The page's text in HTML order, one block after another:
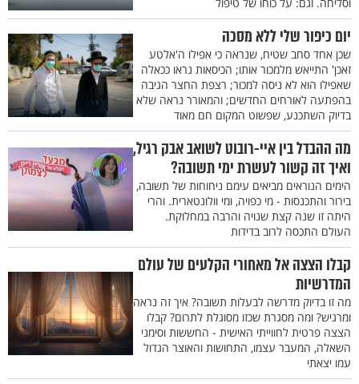
יום כיפור שלי ללא מסכה
שכן אחד סחב שטיח, שנראה כי אפילו ה'אלטע
זאכן' התייאש מלמכור אותו; הכיסאות נראו ככאלה
שאפילו הוא לא ניסה למכור; רצפת החצר הגיבה
בהפתעה לאורחים החדשים; והמאורר נראה שלא
בדיוק השתכנע, שפשוט המקום חם מאוד
מה ההבדל בין איי-רובוט לשואב אבק רגיל,
ואיך זה קשור לעשרת ימי תשובה?
הימים הנוראים מביאים עימם ניחוחות של תשובה,
בירור והתכנסות - מי כפויה, ומי וולונטארית. והרי
היתה זו שנה קצת שנויה והרבה במחלוקת.
העולם התכסה לרוב בדידות
קבלו הצצה אל מאחורי הקלעים של עולם
המדרשיות
מה זו בדיוק מדרשה לבעלות תשובה? איך זה נראה
ומרגיש? ומה מסגרת שכזו מסוגלת לתרום? קבלו
הצצה פרטית לחווייתי האישית - החששות וסימני
השאלה, המעבר עצמו, התחושות והאוצר הגדול
עמו יצאתי